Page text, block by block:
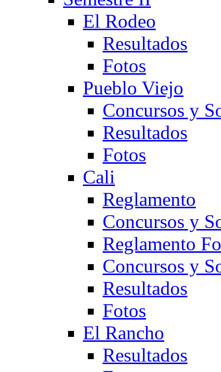
El Rodeo
Resultados
Fotos
Pueblo Viejo
Concursos y
Resultados
Fotos
Cali
Reglamento
Concursos y
Reglamento
Concursos y
Resultados
Fotos
El Rancho
Resultados